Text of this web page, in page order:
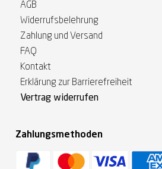
AGB
Widerrufsbelehrung
Zahlung und Versand
FAQ
Kontakt
Erklärung zur Barrierefreiheit
Vertrag widerrufen
Zahlungsmethoden